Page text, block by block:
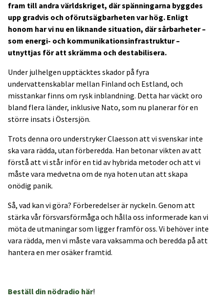
fram till andra världskriget, där spänningarna byggdes
upp gradvis och oförutsägbarheten var hög. Enligt
honom har vi nu en liknande situation, där sårbarheter –
som energi- och kommunikationsinfrastruktur –
utnyttjas för att skrämma och destabilisera.
Under julhelgen upptäcktes skador på fyra
undervattenskablar mellan Finland och Estland, och
misstankar finns om rysk inblandning. Detta har väckt oro
bland flera länder, inklusive Nato, som nu planerar för en
större insats i Östersjön.
Trots denna oro understryker Claesson att vi svenskar inte
ska vara rädda, utan förberedda. Han betonar vikten av att
förstå att vi står inför en tid av hybrida metoder och att vi
måste vara medvetna om de nya hoten utan att skapa
onödig panik.
Så, vad kan vi göra? Förberedelser är nyckeln. Genom att
stärka vår försvarsförmåga och hålla oss informerade kan vi
möta de utmaningar som ligger framför oss. Vi behöver inte
vara rädda, men vi måste vara vaksamma och beredda på att
hantera en mer osäker framtid.
Beställ din nödradio här!